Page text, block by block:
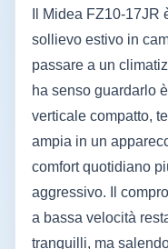
Il Midea FZ10-
sollievo estivo in
passare a un
ha senso guardarlo
verticale compatto,
ampia in un
comfort quotidiano
aggressivo. Il
a bassa velocità
tranquilli, ma